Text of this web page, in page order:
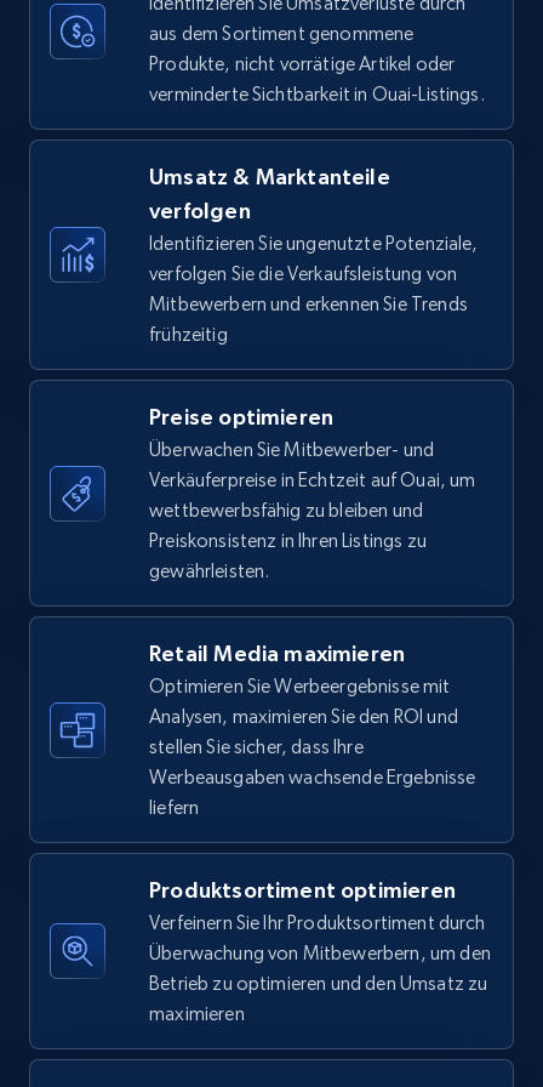
URL, Product name, Product rating, Product
rating object, Product rating max, Rating,
Author name, Asin, and more.
7.4K+ 872+ Jetzt anfangen
Walmart - products
URL, Final price, Sku, Currency, Gtin,
Specifications, Image urls, Top reviews, and
more.
876+ Jetzt anfangen
Walmart - products - Find new products by
using specific category URL
URL, Final price, Sku, Currency, Gtin,
Specifications, Image urls, Top reviews, and
5.6K+ 876+ Jetzt anfangen
Walmart - products - Collects products by
specific keywords
Specifications, Image urls, Top reviews, and
aus dem Sortiment genommene
Produkte, nicht vorrätige Artikel oder
verminderte Sichtbarkeit in Ouai-Listings.
Umsatz & Marktanteile
verfolgen
Identifizieren Sie ungenutzte Potenziale,
verfolgen Sie die Verkaufsleistung von
Mitbewerbern und erkennen Sie Trends
frühzeitig
Preise optimieren
Überwachen Sie Mitbewerber- und
Verkäuferpreise in Echtzeit auf Ouai, um
wettbewerbsfähig zu bleiben und
Preiskonsistenz in Ihren Listings zu
gewährleisten.
Retail Media maximieren
Optimieren Sie Werbeergebnisse mit
Analysen, maximieren Sie den ROI und
stellen Sie sicher, dass Ihre
Werbeausgaben wachsende Ergebnisse
liefern
Produktsortiment optimieren
Verfeinern Sie Ihr Produktsortiment durch
Überwachung von Mitbewerbern, um den
Betrieb zu optimieren und den Umsatz zu
maximieren